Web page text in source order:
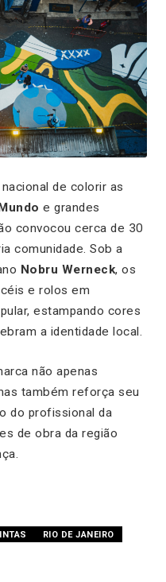
de colorir as
e grandes
convocou cerca de 30
comunidade. Sob a
Nobru Werneck, os
e rolos em
estampando cores
a identidade local.
não apenas
também reforça seu
do profissional da
de obra da região
RIO DE JANEIRO